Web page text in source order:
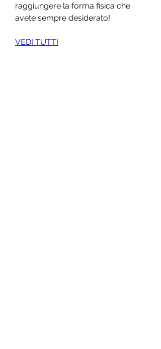
raggiungere la forma fisica che
avete sempre desiderato!
VEDI TUTTI